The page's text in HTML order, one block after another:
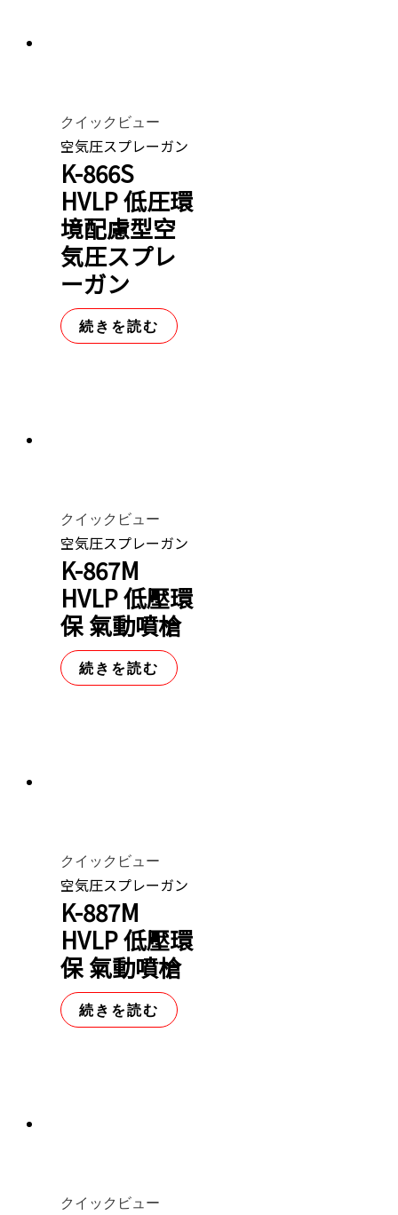
クイックビュー
空気圧スプレーガン
K-866S
HVLP 低圧環
境配慮型空
気圧スプレ
ーガン
続きを読む
クイックビュー
空気圧スプレーガン
K-867M
HVLP 低壓環
保 氣動噴槍
続きを読む
クイックビュー
空気圧スプレーガン
K-887M
HVLP 低壓環
保 氣動噴槍
続きを読む
クイックビュー